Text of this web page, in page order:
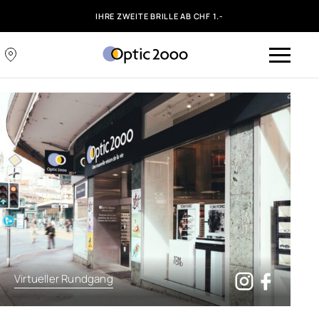
IHRE ZWEITE BRILLE AB CHF 1.-
Virtueller Rundgang